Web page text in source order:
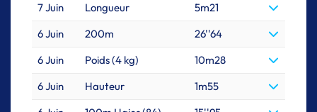
7 Juin
Longueur
5m21
6 Juin
200m
26''64
6 Juin
Poids (4 kg)
10m28
6 Juin
Hauteur
1m55